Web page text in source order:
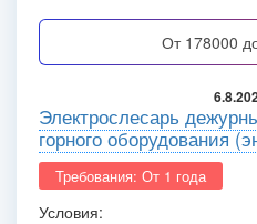
от 178000
Электрослесарь
горного оборудования
Требования: От 1 года
Условия: